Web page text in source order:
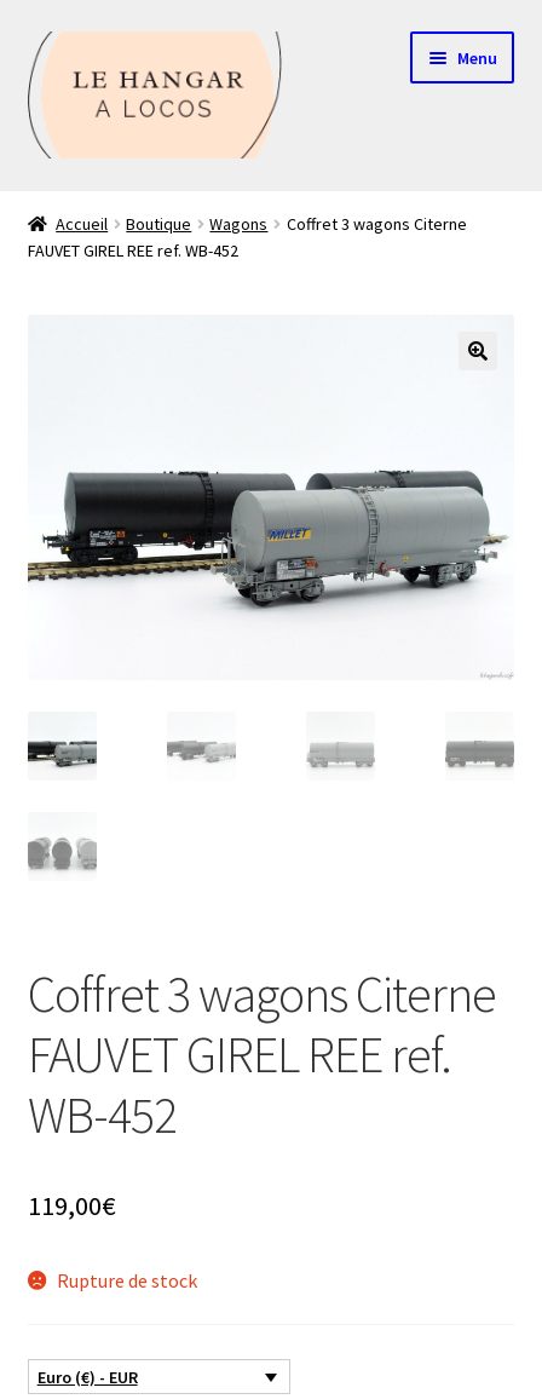
Aller
à
la
navigation
Aller
au
contenu
Menu
Boutique
Glossaire
Évènements à venir
Accueil Boutique Wagons
Coffret 3 wagons Citerne
FAUVET GIREL REE ref. WB-452
Coffret 3 wagons Citerne
FAUVET GIREL REE ref.
WB-452
119,00€
Rupture de stock
Euro (€) - EUR